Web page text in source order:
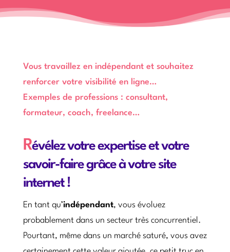
Vous travaillez en indépendant et souhaitez
renforcer votre visibilité en ligne…
Exemples de professions : consultant,
formateur, coach, freelance…
Révélez votre expertise et votre
savoir-faire grâce à votre site
internet !
En tant qu’indépendant, vous évoluez
probablement dans un secteur très concurrentiel.
Pourtant, même dans un marché saturé, vous avez